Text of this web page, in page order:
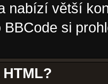
nabízí větší
si